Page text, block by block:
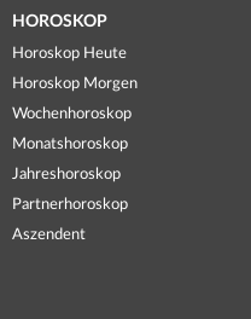
HOROSKOP
Horoskop Heute
Horoskop Morgen
Wochenhoroskop
Monatshoroskop
Jahreshoroskop
Partnerhoroskop
Aszendent